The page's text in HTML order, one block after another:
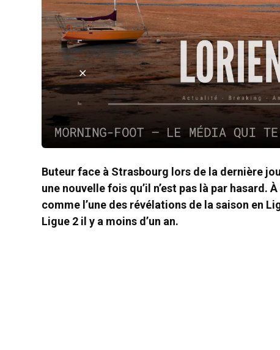
Buteur face à Strasbourg lors de la dernière
une nouvelle fois qu’il n’est pas là par hasard.
comme l’une des révélations de la saison en
Ligue 2 il y a moins d’un an.